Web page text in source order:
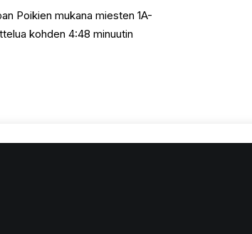
Poikien mukana miesten 1A-
kohden 4:48 minuutin